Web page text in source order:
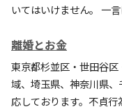
いてはいけません。 一言
離婚とお金
東京都杉並区・世田谷
域、埼玉県、神奈川県
応しております。不貞